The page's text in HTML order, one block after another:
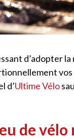
d’adopter
vos
d’Ultime Vélo
de